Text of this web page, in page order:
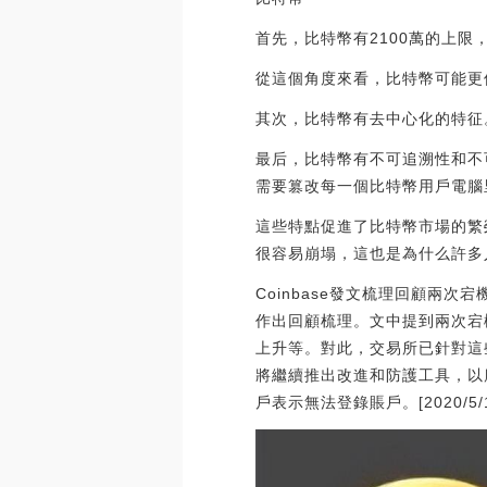
首先，比特幣有2100萬的上限
從這個角度來看，比特幣可能
其次，比特幣有去中心化的特
最后，比特幣有不可追溯性和
需要篡改每一個比特幣用戶電
這些特點促進了比特幣市場的
很容易崩塌，這也是為什么許
Coinbase發文梳理回顧兩次宕
作出回顧梳理。文中提到兩次
上升等。對此，交易所已針對
將繼續推出改進和防護工具，
戶表示無法登錄賬戶。[2020/